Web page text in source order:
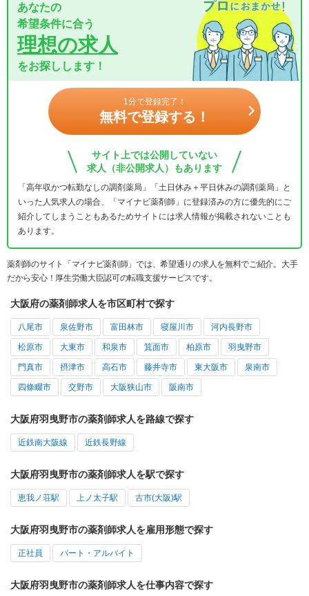
あなたの
希望条件に合う
理想の求人
をお探しします！
1分で登録完了！
無料で登録する！
サイト上では公開していない
求人（非公開求人）もあります
「高年収かつ転勤なしの調剤薬局」「土日休み＋平日休みの調剤薬局」と
いった人気求人の場合、「マイナビ薬剤師」に登録済みの方に優先的にご
紹介してしまうこともあるためサイトには求人情報が掲載されないことも
あります。
薬剤師のサイト「マイナビ薬剤師」では、希望通りの求人を無料でご紹介。大手
だから安心！厚生労働大臣認可の転職支援サービスです。
大阪府の薬剤師求人を市区町村で探す
八尾市 泉佐野市 富田林市 寝屋川市 河内長野市
松原市 大東市 和泉市 箕面市 柏原市 羽曳野市
門真市 摂津市 高石市 藤井寺市 東大阪市 泉南市
四條畷市 交野市 大阪狭山市 阪南市
大阪府羽曳野市の薬剤師求人を路線で探す
近鉄南大阪線 近鉄長野線
大阪府羽曳野市の薬剤師求人を駅で探す
恵我ノ荘駅 上ノ太子駅 古市(大阪)駅
大阪府羽曳野市の薬剤師求人を雇用形態で探す
正社員 パート・アルバイト
大阪府羽曳野市の薬剤師求人を仕事内容で探す